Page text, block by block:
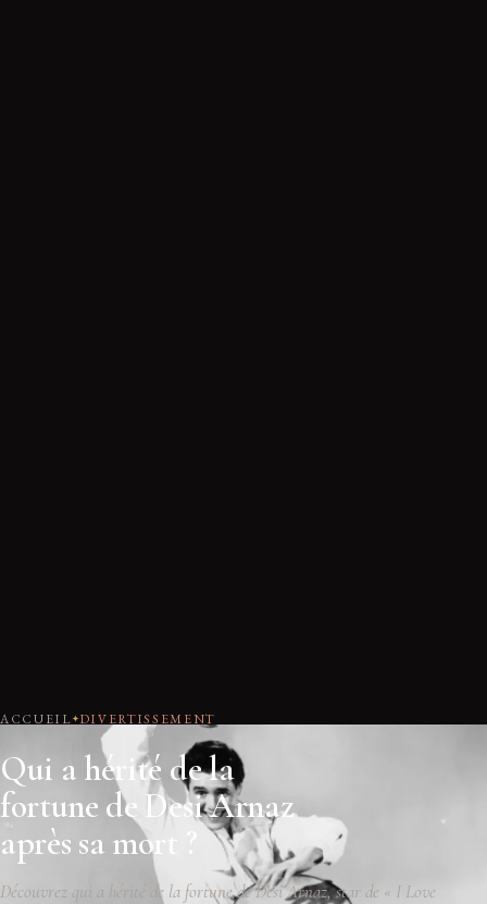
ACCUEIL DIVERTISSEMENT
Qui a hérité de la
fortune de Desi Arnaz
après sa mort ?
Découvrez qui a hérité de la fortune de Desi Arnaz, star de « I Love